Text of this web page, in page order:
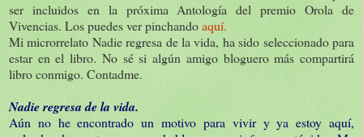
ser incluidos en la próxima Antología del premio Orola de
Vivencias. Los puedes ver pinchandoaquí.
Mi microrrelato Nadie regresa de la vida, ha sido seleccionado para
estar en el libro. No sé si algún amigo bloguero más compartirá
libro conmigo. Contadme.
Nadie regresa de la vida.
Aún no he encontrado un motivo para vivir y ya estoy aquí,